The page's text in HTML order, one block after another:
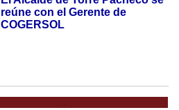
reúne con el Gerente de
COGERSOL